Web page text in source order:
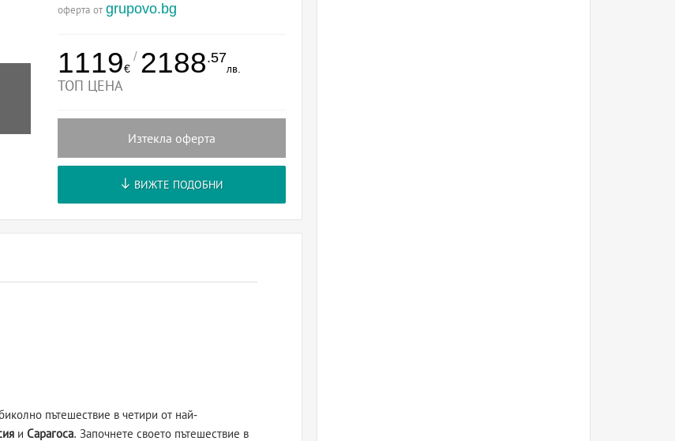
оферта от grupovo.bg
1119€
/ 2188.57
лв.
ТОП ЦЕНА
Изтекла оферта
ВИЖТЕ ПОДОБНИ
пътешествие в четири от най-
и Сарагоса. Започнете своето пътешествие в